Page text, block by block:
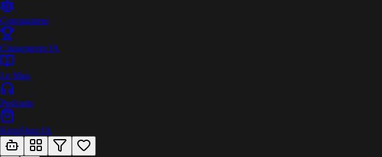
Comparateur
Classements IA
Le Mag
Podcasts
KingShop IA